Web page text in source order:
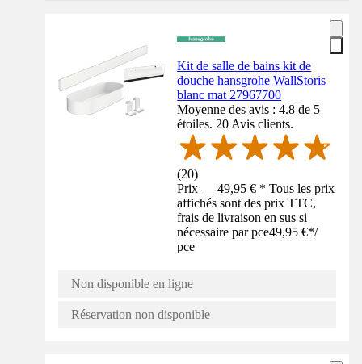
Kit de salle de bains kit de
douche hansgrohe WallStoris
blanc mat 27967700
Moyenne des avis : 4.8 de 5
étoiles. 20 Avis clients.
(20)
Prix — 49,95 € * Tous les prix
affichés sont des prix TTC,
frais de livraison en sus si
nécessaire par pce49,95 €*/
pce
Non disponible en ligne
Réservation non disponible